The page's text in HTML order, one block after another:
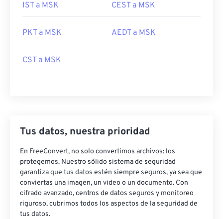
IST a MSK CEST a MSK
PKT a MSK AEDT a MSK
CST a MSK
Tus datos, nuestra prioridad
En FreeConvert, no solo convertimos archivos: los
protegemos. Nuestro sólido sistema de seguridad
garantiza que tus datos estén siempre seguros, ya sea que
conviertas una imagen, un video o un documento. Con
cifrado avanzado, centros de datos seguros y monitoreo
riguroso, cubrimos todos los aspectos de la seguridad de
tus datos.